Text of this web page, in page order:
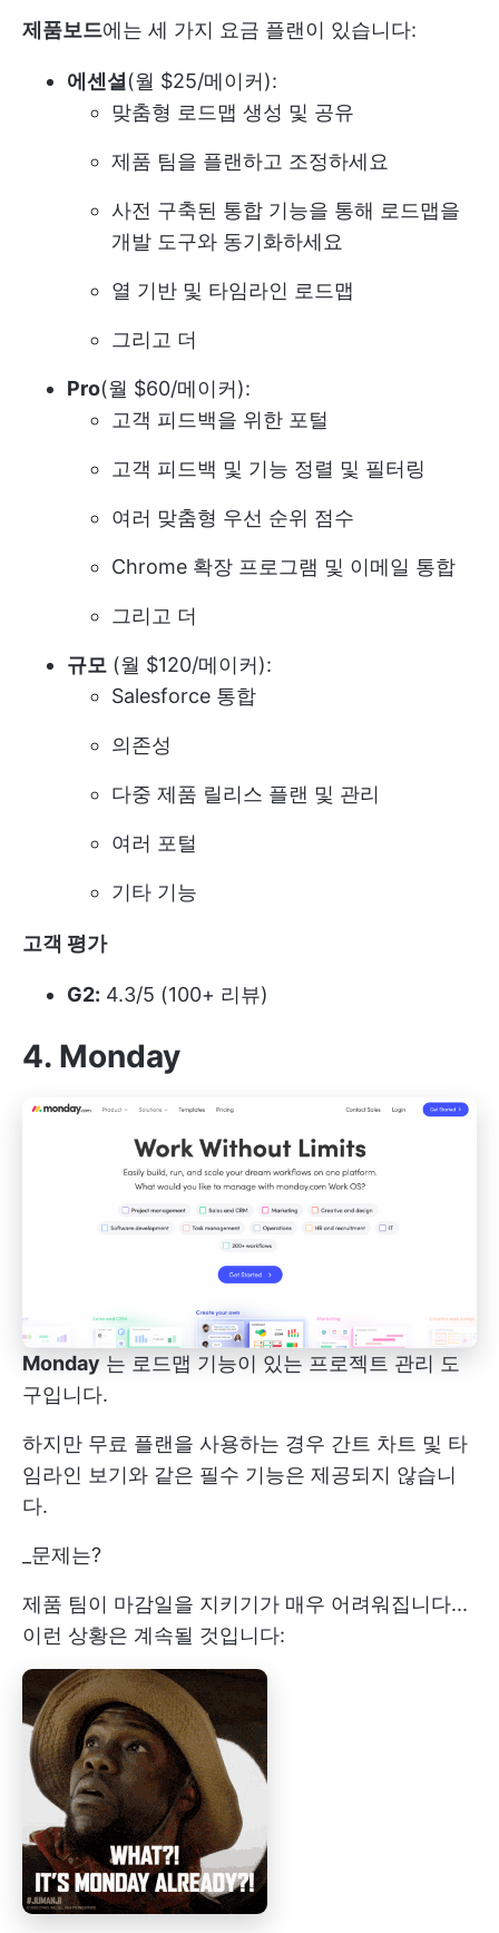
제품보드에는 세 가지 요금 플랜이 있습니다:
에센셜 (월 $25/메이커):
맞춤형 로드맵 생성 및 공유
제품 팀을 플랜하고 조정하세요
사전 구축된 통합 기능을 통해 로드맵을
개발 도구와 동기화하세요
열 기반 및 타임라인 로드맵
그리고 더
Pro(월 $60/메이커):
고객 피드백을 위한 포털
고객 피드백 및 기능 정렬 및 필터링
여러 맞춤형 우선 순위 점수
Chrome 확장 프로그램 및 이메일 통합
그리고 더
규모 (월 $120/메이커):
Salesforce 통합
의존성
다중 제품 릴리스 플랜 및 관리
여러 포털
기타 기능
고객 평가
G2: 4.3/5 (100+ 리뷰)
4. Monday
Monday 는 로드맵 기능이 있는 프로젝트 관리 도
구입니다.
하지만 무료 플랜을 사용하는 경우 간트 차트 및 타
임라인 보기와 같은 필수 기능은 제공되지 않습니
다.
_문제는?
제품 팀이 마감일을 지키기가 매우 어려워집니다...
이런 상황은 계속될 것입니다: